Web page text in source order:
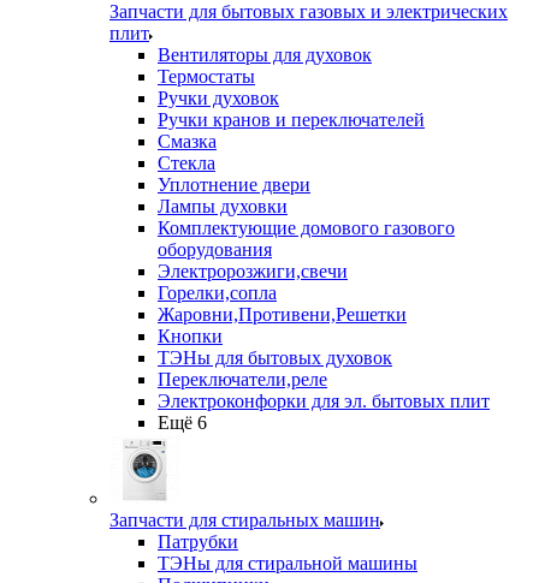
Запчасти для бытовых газовых и электрических
плит
Вентиляторы для духовок
Термостаты
Ручки духовок
Ручки кранов и переключателей
Смазка
Стекла
Уплотнение двери
Лампы духовки
Комплектующие домового газового
оборудования
Электророзжиги,свечи
Горелки,сопла
Жаровни,Противени,Решетки
Кнопки
ТЭНы для бытовых духовок
Переключатели,реле
Электроконфорки для эл. бытовых плит
Ещё 6
Запчасти для стиральных машин
Патрубки
ТЭНы для стиральной машины